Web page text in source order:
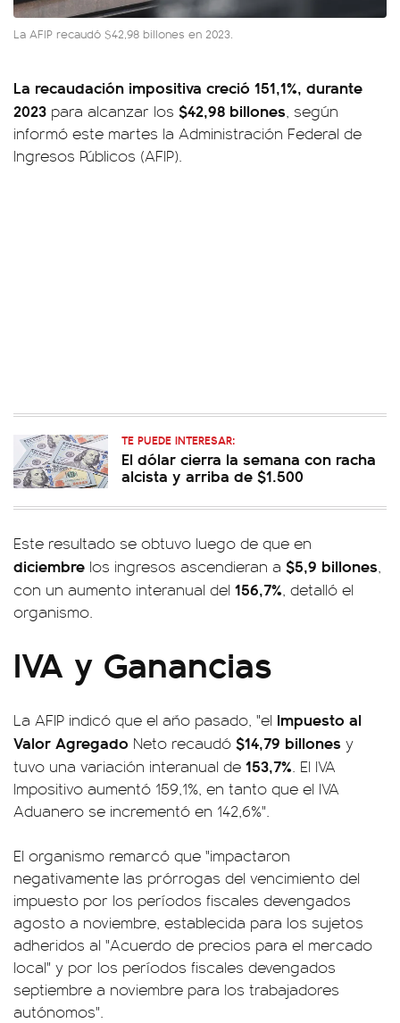
La AFIP recaudó $42,98 billones en 2023.
La recaudación impositiva creció 151,1%, durante
2023 para alcanzar los $42,98 billones, según
informó este martes la Administración Federal de
Ingresos Públicos (AFIP).
TE PUEDE INTERESAR:
El dólar cierra la semana con racha
alcista y arriba de $1.500
Este resultado se obtuvo luego de que en
diciembre los ingresos ascendieran a $5,9 billones,
con un aumento interanual del 156,7%, detalló el
organismo.
IVA y Ganancias
La AFIP indicó que el año pasado, "el Impuesto al
Valor Agregado Neto recaudó $14,79 billones y
tuvo una variación interanual de 153,7%. El IVA
Impositivo aumentó 159,1%, en tanto que el IVA
Aduanero se incrementó en 142,6%".
El organismo remarcó que "impactaron
negativamente las prórrogas del vencimiento del
impuesto por los períodos fiscales devengados
agosto a noviembre, establecida para los sujetos
adheridos al "Acuerdo de precios para el mercado
local" y por los períodos fiscales devengados
septiembre a noviembre para los trabajadores
autónomos".